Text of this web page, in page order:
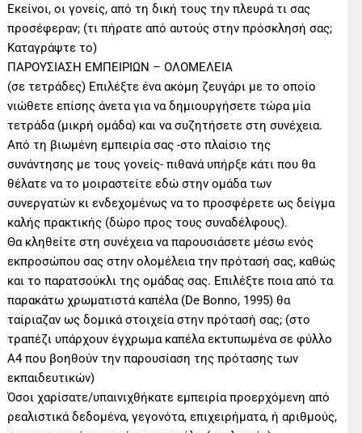
Εκείνοι, οι γονείς, από τη δική τους την πλευρά τι σας
προσέφεραν; (τι πήρατε από αυτούς στην πρόσκλησή σας;
Καταγράψτε το)
ΠΑΡΟΥΣΙΑΣΗ ΕΜΠΕΙΡΙΩΝ – ΟΛΟΜΕΛΕΙΑ
(σε τετράδες) Επιλέξτε ένα ακόμη ζευγάρι με το οποίο
νιώθετε επίσης άνετα για να δημιουργήσετε τώρα μία
τετράδα (μικρή ομάδα) και να συζητήσετε στη συνέχεια.
Από τη βιωμένη εμπειρία σας -στο πλαίσιο της
συνάντησης με τους γονείς- πιθανά υπήρξε κάτι που θα
θέλατε να το μοιραστείτε εδώ στην ομάδα των
συνεργατών κι ενδεχομένως να το προσφέρετε ως δείγμα
καλής πρακτικής (δώρο προς τους συναδέλφους).
Θα κληθείτε στη συνέχεια να παρουσιάσετε μέσω ενός
εκπροσώπου σας στην ολομέλεια την πρότασή σας, καθώς
και το παρατσούκλι της ομάδας σας. Επιλέξτε ποια από τα
παρακάτω χρωματιστά καπέλα (De Bonno, 1995) θα
ταίριαζαν ως δομικά στοιχεία στην πρότασή σας; (στο
τραπέζι υπάρχουν έγχρωμα καπέλα εκτυπωμένα σε φύλλο
Α4 που βοηθούν την παρουσίαση της πρότασης των
εκπαιδευτικών)
Όσοι χαρίσατε/υπαινιχθήκατε εμπειρία προερχόμενη από
ρεαλιστικά δεδομένα, γεγονότα, επιχειρήματα, ή αριθμούς,